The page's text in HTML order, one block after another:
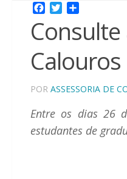
Facebook
Twitter
POR ASSESSORIA DE
Entre os dias 26
estudantes de